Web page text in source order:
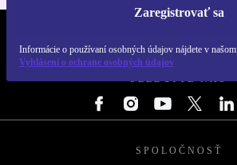
Zaregistrovať sa
Informácie o používaní osobných údajov nájdete v našom
Vyhlásení o ochrane osobných údajov
SLEDUJTE NÁS
SPOLOČNOSŤ